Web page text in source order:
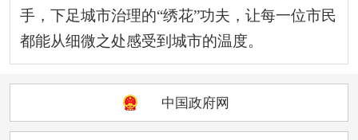
手，下足城市治理的“绣花”功夫，让每一位市民
都能从细微之处感受到城市的温度。
中国政府网